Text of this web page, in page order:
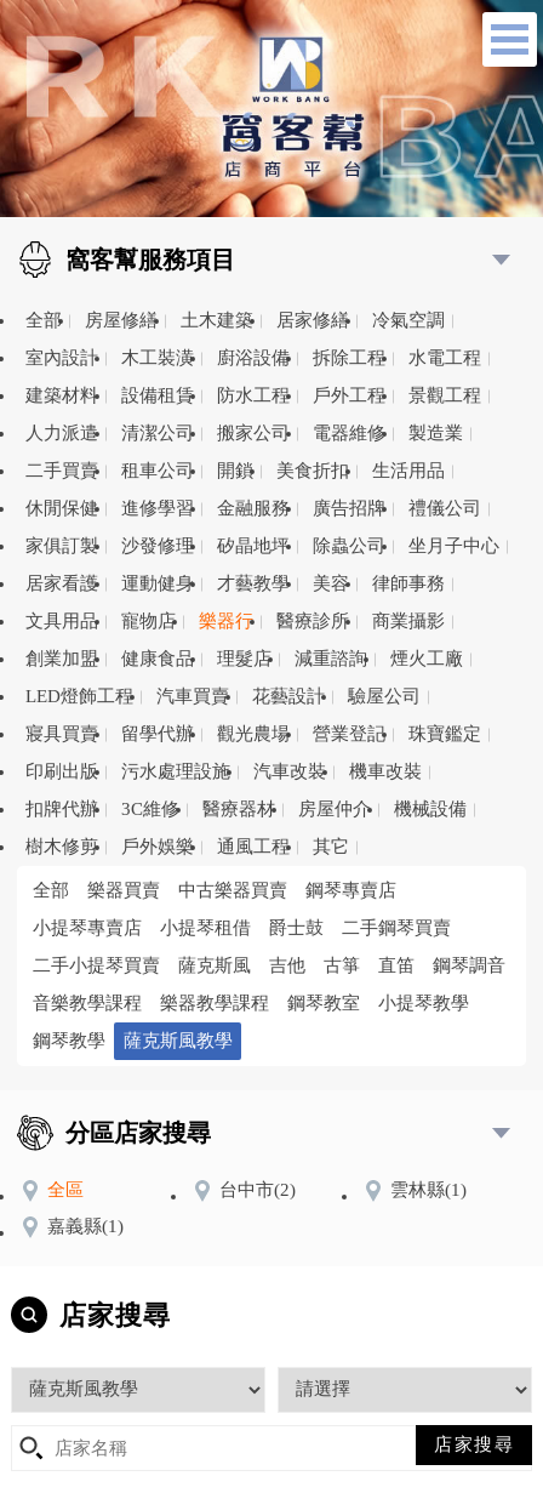
窩客幫服務項目
全部 房屋修繕 土木建築 居家修繕
冷氣空調
室內設計
木工裝潢 廚浴設備 拆除工程
水電工程
建築材料
設備租賃 防水工程 戶外工程
景觀工程
人力派遣
清潔公司 搬家公司 電器維修
製造業
二手買賣
租車公司 開鎖 美食折扣
生活用品
休閒保健
進修學習 金融服務 廣告招牌
禮儀公司
家俱訂製
沙發修理 矽晶地坪 除蟲公司
坐月子中心
居家看護
運動健身 才藝教學 美容
律師事務
文具用品
寵物店 樂器行 醫療診所
商業攝影
創業加盟
健康食品 理髮店 減重諮詢
煙火工廠
LED燈飾工程
汽車買賣 花藝設計
驗屋公司
寢具買賣
留學代辦 觀光農場 營業登記
珠寶鑑定
印刷出版
污水處理設施 汽車改裝
機車改裝
扣牌代辦
3C維修 醫療器材 房屋仲介
機械設備
樹木修剪
戶外娛樂 通風工程 其它
全部 樂器買賣 中古樂器買賣
鋼琴專賣店
小提琴專賣店
小提琴租借 爵士鼓
二手鋼琴買賣
二手小提琴買賣
薩克斯風 吉他 古箏 直笛
鋼琴調音
音樂教學課程
樂器教學課程 鋼琴教室
小提琴教學
鋼琴教學
薩克斯風教學
分區店家搜尋
全區 台中市(2) 雲林縣(1)
嘉義縣(1)
店家搜尋